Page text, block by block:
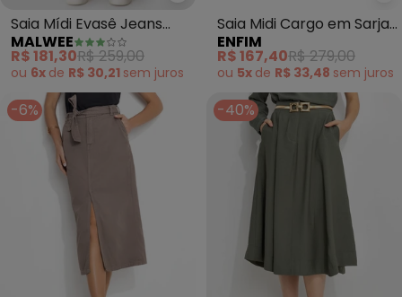
Saia Mídi Evasê Jeans
(Azul Escuro)
MALWEE
R$ 181,30R$ 259,00
ou 6x de R$ 30,21 sem juros
Saia Midi Cargo em Sarja
(Marrom Escuro)
ENFIM
R$ 167,40R$ 279,00
ou 5x de R$ 33,48 sem juros
-6% -40%